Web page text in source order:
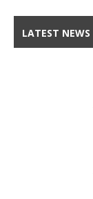
LATEST NEWS